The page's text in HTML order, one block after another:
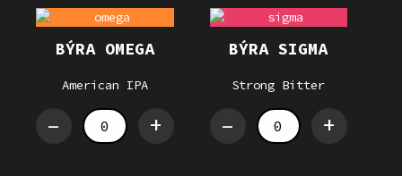
BÝRA OMEGA
American IPA
– +
BÝRA SIGMA
Strong Bitter
– +